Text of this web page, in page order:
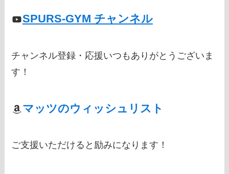
SPURS-GYM チャンネル
チャンネル登録・応援いつもありがとうございま
す！
マッツのウィッシュリスト
ご支援いただけると励みになります！